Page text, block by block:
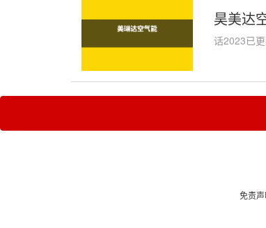
昊美达
话2023已
免责